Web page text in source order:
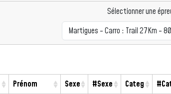
Sélectionner une
Prénom Sexe #Sexe Categ